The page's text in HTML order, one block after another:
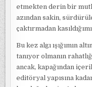
etmekten derin bir
azından sakin,
çaktırmadan
Bu kez algı ışığımın
tanıyor olmanın
ancak, kapağından
editöryal yapısına